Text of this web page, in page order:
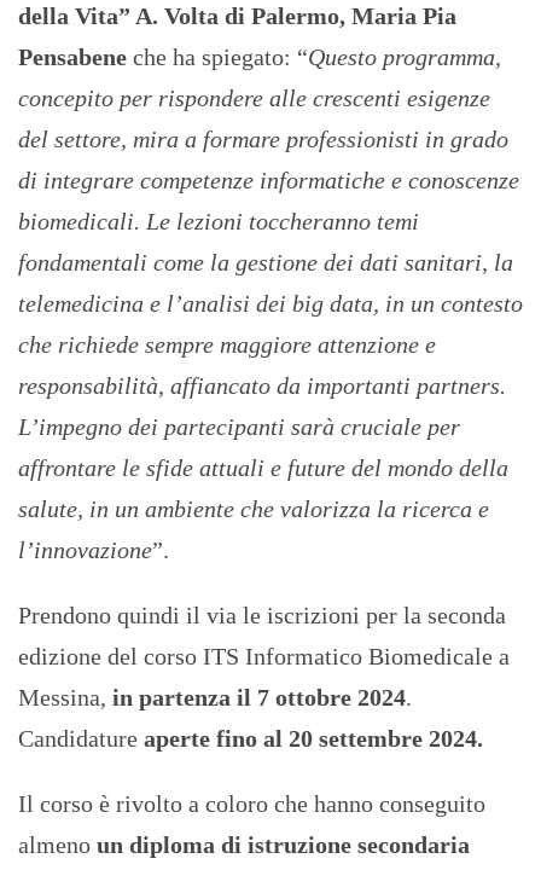
della Vita” A. Volta di Palermo, Maria Pia
Pensabene che ha spiegato: “Questo programma,
concepito per rispondere alle crescenti esigenze
del settore, mira a formare professionisti in grado
di integrare competenze informatiche e conoscenze
biomedicali. Le lezioni toccheranno temi
fondamentali come la gestione dei dati sanitari, la
telemedicina e l’analisi dei big data, in un contesto
che richiede sempre maggiore attenzione e
responsabilità, affiancato da importanti partners.
L’impegno dei partecipanti sarà cruciale per
affrontare le sfide attuali e future del mondo della
salute, in un ambiente che valorizza la ricerca e
l’innovazione”.
Prendono quindi il via le iscrizioni per la seconda
edizione del corso ITS Informatico Biomedicale a
Messina, in partenza il 7 ottobre 2024.
Candidature aperte fino al 20 settembre 2024.
Il corso è rivolto a coloro che hanno conseguito
almeno un diploma di istruzione secondaria